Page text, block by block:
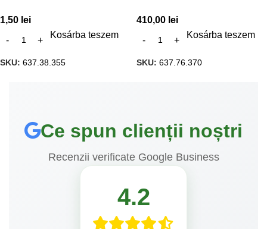
1,50 lei
Kosárba teszem
SKU: 637.38.355
410,00 lei
Kosárba teszem
SKU: 637.76.370
Ce spun clienții noștri
Recenzii verificate Google Business
4.2